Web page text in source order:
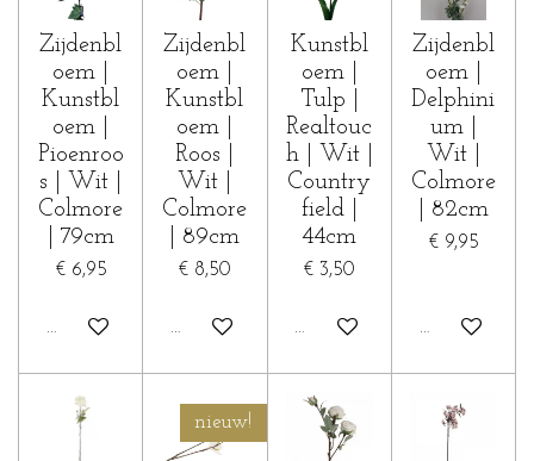
Zijdenbl
oem |
Kunstbl
oem |
Pioenroo
s | Wit |
Colmore
| 79cm
€ 6,95
In winkelwagen
Zijdenbl
oem |
Kunstbl
oem |
Roos |
Wit |
Colmore
| 89cm
€ 8,50
In winkelwagen
Kunstbl
oem |
Tulp |
Realtouc
h | Wit |
Country
field |
44cm
€ 3,50
In winkelwagen
Zijdenbl
oem |
Delphini
um |
Wit |
Colmore
| 82cm
€ 9,95
In
nieuw!